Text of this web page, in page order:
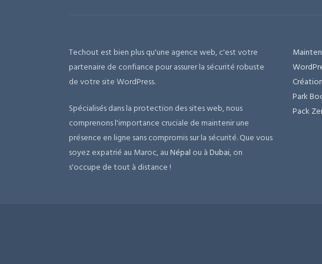
Techout est bien plus qu'une agence web, c'est votre
partenaire de confiance pour assurer la sécurité robuste
de votre site WordPress.
Spécialisés dans la protection des sites web, nous
comprenons l'importance cruciale de maintenir une
présence en ligne sans compromis sur la sécurité. Que vous
soyez expatrié au Maroc, auNépal ou àDubai, on
s'occupe de tout à distance !
Park
Pack